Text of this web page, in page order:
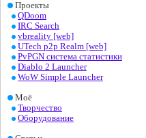
Проекты
QDoom
IRC Search
vbreality [web]
UTech p2p Realm [web]
PvPGN система статистики
Diablo 2 Launcher
WoW Simple Launcher
Моё
Творчество
Оборудование